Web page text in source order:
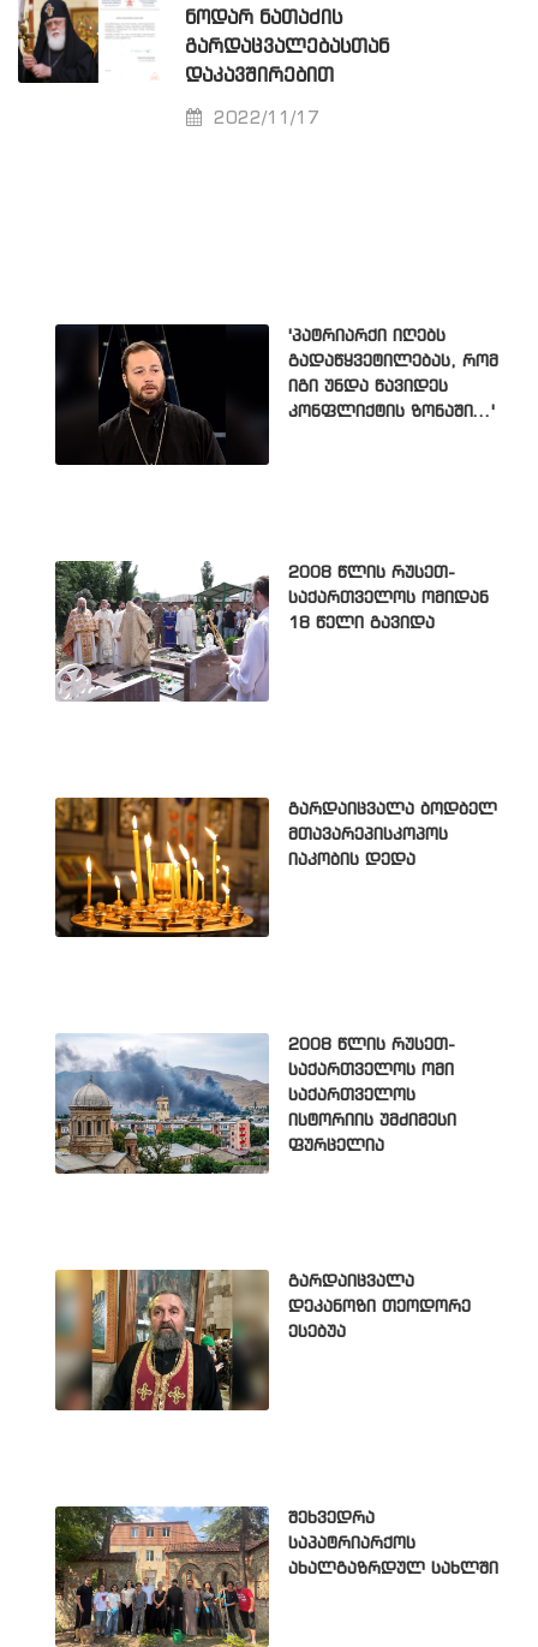
ᲜᲝᲓᲐᲠ ᲜᲐᲗᲐᲫᲘᲡ
ᲒᲐᲠᲓᲐᲪᲕᲐᲚᲔᲑᲐᲡᲗᲐᲜ
ᲓᲐᲙᲐᲕᲨᲘᲠᲔᲑᲘᲗ
2022/11/17
'პატრიარქი იღებს
გადაწყვეტილებას, რომ
იგი უნდა წავიდეს
კონფლიქტის ზონაში...'
2008 წლის რუსეთ-
საქართველოს ომიდან
18 წელი გავიდა
გარდაიცვალა ბოდბელ
მთავარეპისკოპოს
იაკობის დედა
2008 წლის რუსეთ-
საქართველოს ომი
საქართველოს
ისტორიის უმძიმესი
ფურცელია
გარდაიცვალა
დეკანოზი თეოდორე
ესებუა
შეხვედრა
საპატრიარქოს
ახალგაზრდულ სახლში